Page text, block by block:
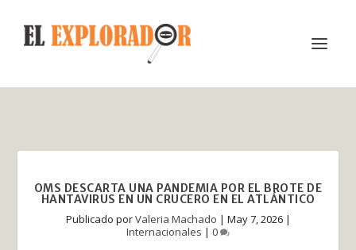
OMS DESCARTA UNA PANDEMIA POR EL BROTE DE
HANTAVIRUS EN UN CRUCERO EN EL ATLÁNTICO
Publicado porValeria Machado | May 7, 2026|
Internacionales | 0